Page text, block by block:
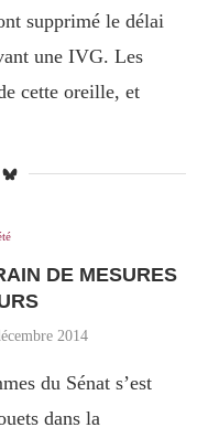
supprimé le délai
une IVG. Les
cette oreille, et
DE MESURES
2014
du Sénat s’est
dans la